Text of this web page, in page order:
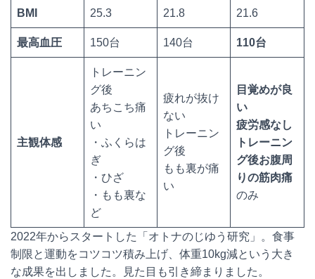
BMI 25.3 21.8 21.6
最高血圧 150台 140台 110台
主観体感
トレーニン
グ後
あちこち痛
い
・ふくらは
ぎ
・ひざ
・もも裏な
ど
疲れが抜け
ない
トレーニン
グ後
もも裏が痛
い
目覚めが良
い
疲労感なし
トレーニン
グ後お腹周
りの筋肉痛
のみ
2022年からスタートした「オトナのじゆう研究」。食事
制限と運動をコツコツ積み上げ、体重10kg減という大き
な成果を出しました。見た目も引き締まりました。